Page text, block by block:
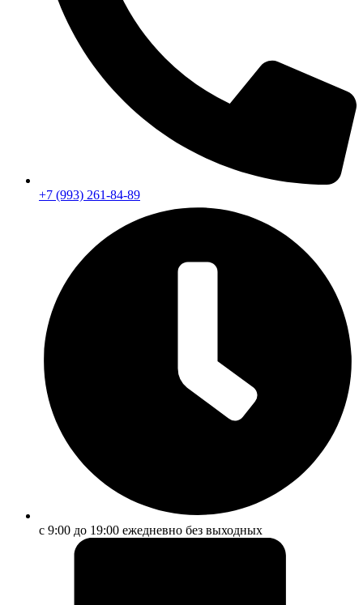
+7 (993) 261-84-89
с 9:00 до 19:00 ежедневно без выходных